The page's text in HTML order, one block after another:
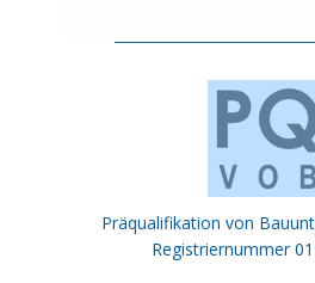
Präqualifikation von
Registriernummer